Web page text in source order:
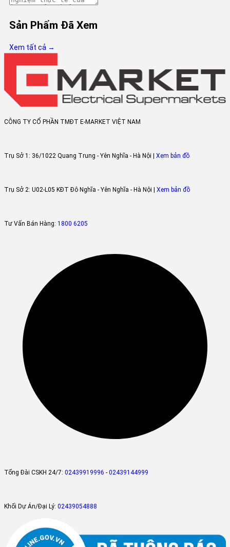
Bộ lọc Anti-Formaldehyde
Với bộ lọc Anti-Formaldehyde, điều hòa Casper treo tường
18000btuEC-18TL22
có thể loại bỏ 93,8% formaldehyde gây
cho sức khỏe.
Thiết kế siêu tĩnh lặng
Điều hòa Casper treo tường
được trăng
động cơ quạt tiên tiến có hiệu năng cao và ít tạo tiếng ồn nhất
thể (20 dB)
Khi máy cung cấp đủ nhiệt độ yêu cầu, máy sẽ tự động chạy ở
độ standby và chỉ tiêu thụ 0,5W/h giúp máy tiết kiệm điện năng
thụ lên tới 80%.
Sản Phẩm Đã Xem
Xem tất cả →
CÔNG TY CỔ PHẦN TMĐT E-MARKET VIỆT NAM
Trụ Sở 1: 36/1022 Quang Trung - Yên Nghĩa - Hà Nội | Xem bản đồ
Trụ Sở 2: U02-L05 KĐT Đô Nghĩa - Yên Nghĩa - Hà Nội | Xem bản đồ
Tư Vấn Bán Hàng: 1800 6205
Tổng Đài CSKH 24/7: 02439919996 - 02439144999
Khối Dự Án/Đại Lý: 02439054888